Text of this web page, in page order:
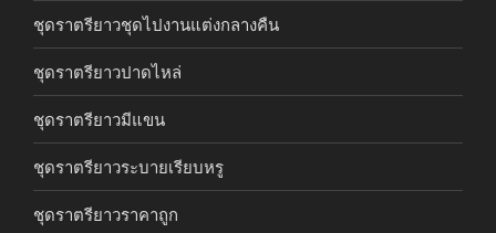
ชุดราตรียาวชุดไปงานแต่งกลางคืน
ชุดราตรียาวปาดไหล่
ชุดราตรียาวมีแขน
ชุดราตรียาวระบายเรียบหรู
ชุดราตรียาวราคาถูก